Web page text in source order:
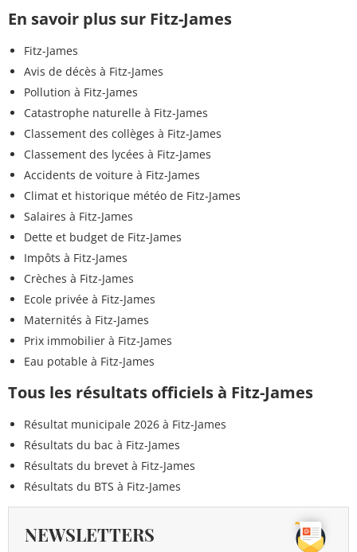
En savoir plus sur Fitz-James
Fitz-James
Avis de décès à Fitz-James
Pollution à Fitz-James
Catastrophe naturelle à Fitz-James
Classement des collèges à Fitz-James
Classement des lycées à Fitz-James
Accidents de voiture à Fitz-James
Climat et historique météo de Fitz-James
Salaires à Fitz-James
Dette et budget de Fitz-James
Impôts à Fitz-James
Crèches à Fitz-James
Ecole privée à Fitz-James
Maternités à Fitz-James
Prix immobilier à Fitz-James
Eau potable à Fitz-James
Tous les résultats officiels à Fitz-James
Résultat municipale 2026 à Fitz-James
Résultats du bac à Fitz-James
Résultats du brevet à Fitz-James
Résultats du BTS à Fitz-James
NEWSLETTERS